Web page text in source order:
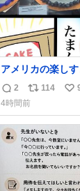
アメリカの楽し
返
信
数
2
リ
ポ
ス
ト
数
114
い
ね
数
4時間前